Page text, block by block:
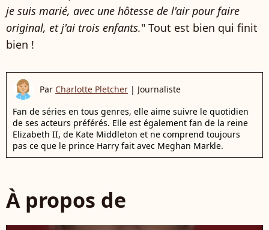
je suis marié, avec une hôtesse de l'air pour faire
original, et j'ai trois enfants." Tout est bien qui finit
bien !
Par Charlotte Pletcher | Journaliste
Fan de séries en tous genres, elle aime suivre le quotidien
de ses acteurs préférés. Elle est également fan de la reine
Elizabeth II, de Kate Middleton et ne comprend toujours
pas ce que le prince Harry fait avec Meghan Markle.
À propos de